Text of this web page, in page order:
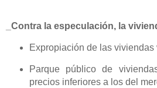
_Contra la especulación, la
Expropiación de las viviendas
Parque público de
precios inferiores a los del